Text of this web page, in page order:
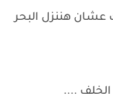
عشان هننزل البحر
....